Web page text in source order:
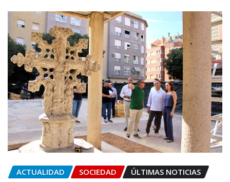
ACTUALIDAD SOCIEDAD ÚLTIMAS NOTICIAS